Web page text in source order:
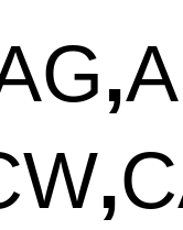
,
,